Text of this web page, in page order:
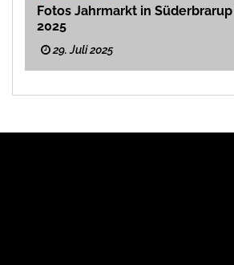
Fotos Jahrmarkt in
2025
29. Juli 2025